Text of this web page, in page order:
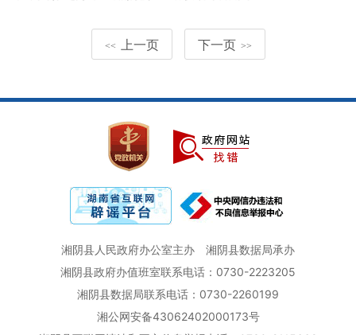
<< 上一页 下一页 >>
湘阴县人民政府办公室主办
湘阴县数据局承办
湘阴县政府办值班室联系电话：0730-2223205
湘阴县数据局联系电话：0730-2260199
湘公网安备43062402000173号